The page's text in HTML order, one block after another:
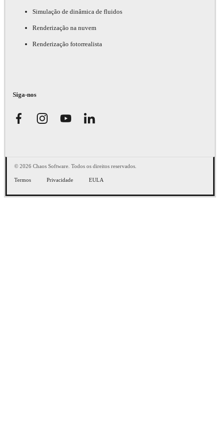
Simulação de dinâmica de fluidos
Renderização na nuvem
Renderização fotorrealista
Siga-nos
© 2026 Chaos Software. Todos os direitos reservados.
Termos Privacidade EULA